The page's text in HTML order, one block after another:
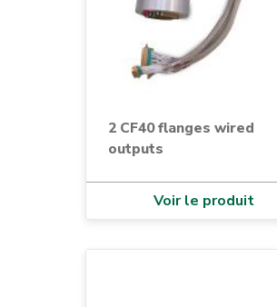
2 CF40 flanges wired
outputs
Voir le produit